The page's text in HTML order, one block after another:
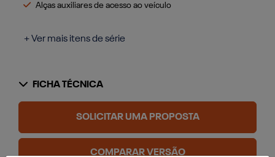
Alças auxiliares de acesso ao veículo
+ Ver mais itens de série
FICHA TÉCNICA
SOLICITAR UMA PROPOSTA
COMPARAR VERSÃO